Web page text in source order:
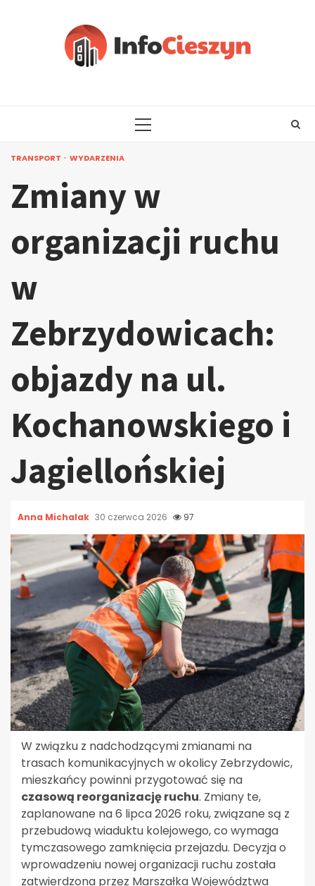
PRIMARY
TRANSPORT WYDARZENIA
Zmiany w
organizacji ruchu
w
Zebrzydowicach:
objazdy na ul.
Kochanowskiego i
Jagiellońskiej
Anna Michalak 30 czerwca 2026 97
W związku z nadchodzącymi zmianami na
trasach komunikacyjnych w okolicy Zebrzydowic,
mieszkańcy powinni przygotować się na
czasową reorganizację ruchu. Zmiany te,
zaplanowane na 6 lipca 2026 roku, związane są z
przebudową wiaduktu kolejowego, co wymaga
tymczasowego zamknięcia przejazdu. Decyzja o
wprowadzeniu nowej organizacji ruchu została
zatwierdzona przez Marszałka Województwa